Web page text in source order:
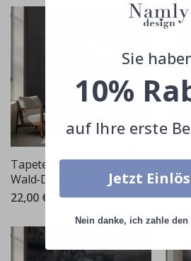
Tapete - Nebeliges
Wald-Design
22,00 €
Sie
10%
auf Ihre erste
Jetzt
Nein danke, ich zahle